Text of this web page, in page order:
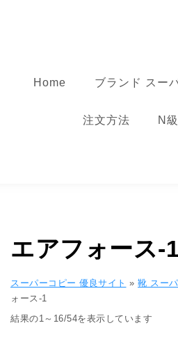
Home ブランド スー
注文方法 N
エアフォース-1
スーパーコピー 優良サイト » 靴 スー
ォース-1
結果の1～16/54を表示しています